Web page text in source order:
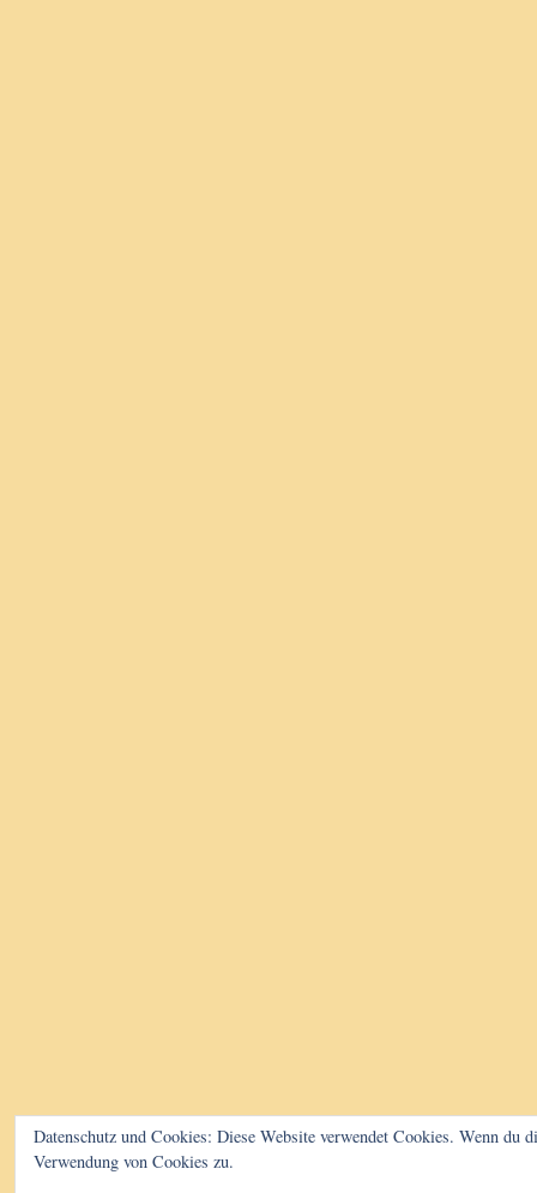
Datenschutz und Cookies: Diese Website verwendet Cookies. Wenn du
Verwendung von Cookies zu.